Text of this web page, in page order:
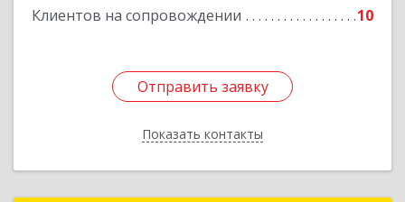
Клиентов на сопровождении 10
Отправить заявку
Показать контакты
Отправить заявку
Назад